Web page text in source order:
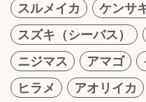
スルメイカ
ケンサ
スズキ（シーバス）
ニジマス
アマゴ
ヒラメ
アオリイカ